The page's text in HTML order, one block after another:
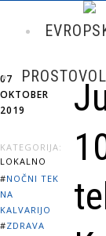
07
OKTOBER
2019
KATEGORIJA:
LOKALNO
#NOČNI TEK
NA
KALVARIJO
#ZDRAVA